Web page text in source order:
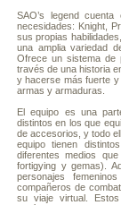
SAO’s legend
necesidades: Knight,
sus propias
una amplia variedad
Ofrece un sistema de
través de una historia
y hacerse más fuerte y
armas y armaduras.
El equipo es una
distintos en los que
de accesorios, y todo
equipo tienen
diferentes medios
fortigying y gemas).
personajes
compañeros de
su viaje virtual.